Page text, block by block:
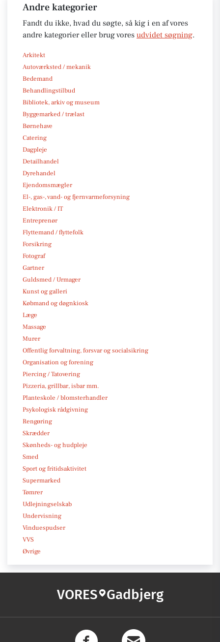
Andre kategorier
Fandt du ikke, hvad du søgte, så kig i en af vores
andre kategorier eller brug vores udvidet søgning.
Arkitekt
Autoværksted / mekanik
Bedemand
Behandlingstilbud
Bibliotek, arkiv og museum
Byggemarked / trælast
Børnehave
Catering
Dagpleje
Detailhandel
Dyrehandel
Ejendomsmægler
El-, gas-, vand- og fjernvarmeforsyning
Elektronik / IT
Entreprenør
Flyttemand / flyttefolk
Forsikring
Fotograf
Gartner
Guldsmed / Urmager
Kunst og galleri
Købmand og døgnkiosk
Læge
Massage
Murer
Offentlig forvaltning, forsvar og socialsikring
Organisation og forening
Piercing / Tatovering
Pizzeria, grillbar, isbar mm.
Planteskole / blomsterhandler
Psykologisk rådgivning
Rengøring
Skrædder
Skønheds- og hudpleje
Smed
Sport og fritidsaktivitet
Supermarked
Tømrer
Udlejningselskab
Undervisning
Vinduespudser
VVS
Øvrige
VORES Gadbjerg